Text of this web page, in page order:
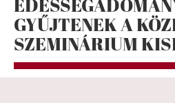
GYŰJTENEK A
SZEMINÁRIUM